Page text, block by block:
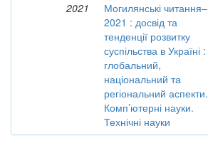
2021
Могилянські читання–
2021 : досвід та
тенденції розвитку
суспільства в Україні :
глобальний,
національний та
регіональний аспекти.
Комп’ютерні науки.
Технічні науки